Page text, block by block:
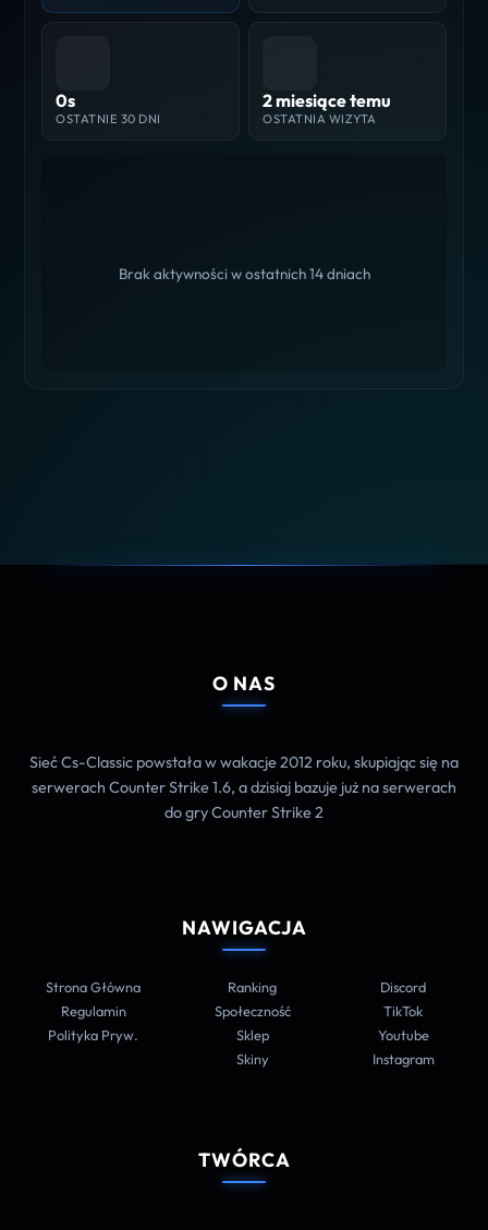
0s
OSTATNIE 30 DNI
2 miesiące temu
OSTATNIA WIZYTA
Brak aktywności w ostatnich 14 dniach
O NAS
Sieć Cs-Classic powstała w wakacje 2012 roku, skupiając się na
serwerach Counter Strike 1.6, a dzisiaj bazuje już na serwerach
do gry Counter Strike 2
NAWIGACJA
Strona Główna
Regulamin
Polityka Pryw.
Ranking
Społeczność
Sklep
Skiny
Discord
TikTok
Youtube
Instagram
TWÓRCA